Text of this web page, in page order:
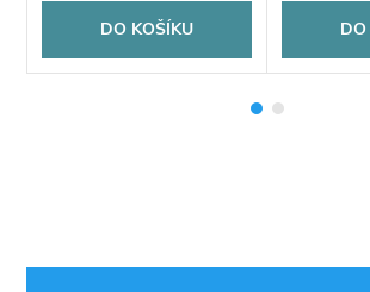
DO KOŠÍKU